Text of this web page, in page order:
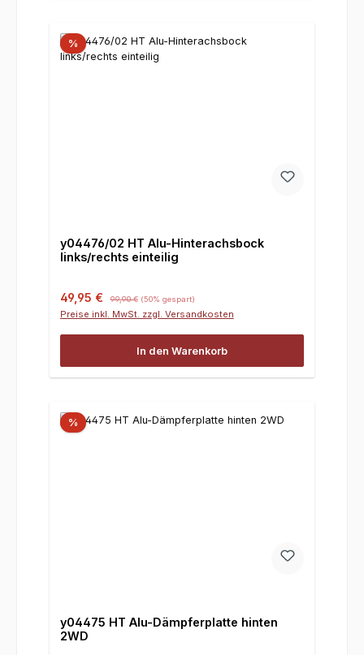
%
y04476/02 HT Alu-Hinterachsbock
links/rechts einteilig
Verkaufspreis:
49,95 € 99,90 € (50% gespart)
Preise inkl. MwSt. zzgl. Versandkosten
In den Warenkorb
%
y04475 HT Alu-Dämpferplatte hinten
2WD